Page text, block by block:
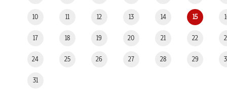
10 11 12 13 14 15
17 18 19 20 21 22
24 25 26 27 28 29
31